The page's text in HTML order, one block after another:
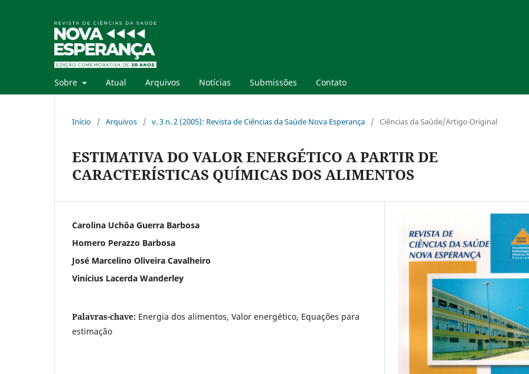
Sobre Atual Arquivos Notícias Submissões Contato
Início / Arquivos / v. 3 n. 2 (2005): Revista de Ciências da Saúde Nova Esperança / Ciências da Saúde/Artigo Original
ESTIMATIVA DO VALOR ENERGÉTICO A PARTIR DE
CARACTERÍSTICAS QUÍMICAS DOS ALIMENTOS
Carolina Uchôa Guerra Barbosa
Homero Perazzo Barbosa
José Marcelino Oliveira Cavalheiro
Vinícius Lacerda Wanderley
Palavras-chave: Energia dos alimentos, Valor energético, Equações para
estimação